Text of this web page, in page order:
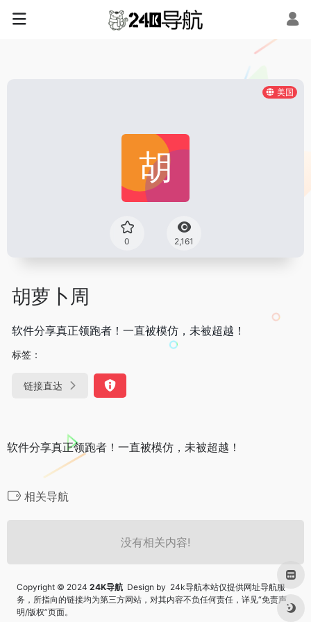
美国
0 2,161
胡萝卜周
软件分享真正领跑者！一直被模仿，未被超越！
标签：
链接直达
软件分享真正领跑者！一直被模仿，未被超越！
相关导航
没有相关内容!
Copyright © 2024 24K导航 Design by 24k导航本站仅提供网址导航服
务，所指向的链接均为第三方网站，对其内容不负任何责任，详见“免责声
明/版权”页面。